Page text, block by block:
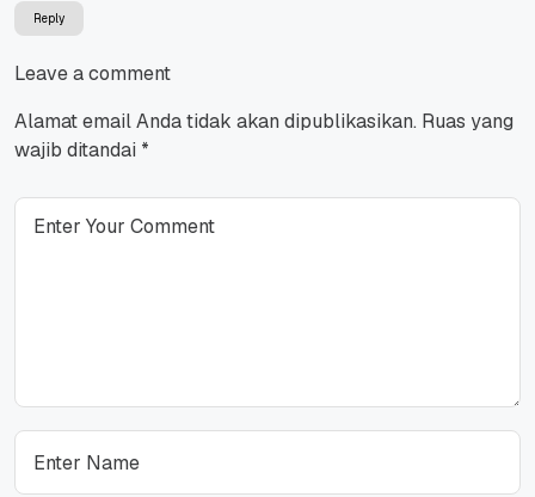
Reply
Leave a comment
Alamat email Anda tidak akan dipublikasikan. Ruas yang
wajib ditandai *